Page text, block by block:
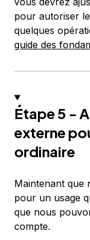
pour autoriser
quelques
guide des
Étape 5 -
externe
ordinaire
Maintenant que
pour un usage
que nous
compte.